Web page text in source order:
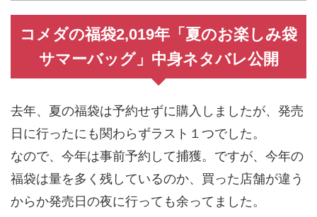
コメダの福袋2,019年「夏のお楽しみ袋
サマーバッグ」中身ネタバレ公開
去年、夏の福袋は予約せずに購入しましたが、発売
日に行ったにも関わらずラスト１つでした。
なので、今年は事前予約して捕獲。ですが、今年の
福袋は量を多く残しているのか、買った店舗が違う
からか発売日の夜に行っても余ってました。